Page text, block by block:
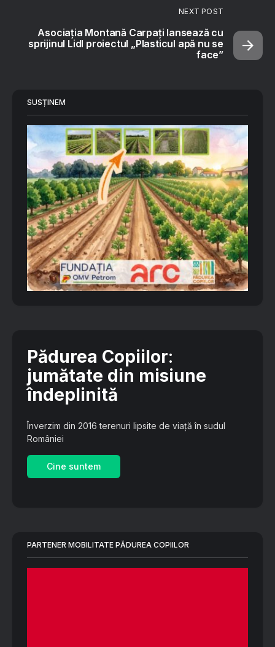
NEXT POST
Asociația Montană Carpați lansează cu
sprijinul Lidl proiectul „Plasticul apă nu se
face”
SUSȚINEM
Pădurea Copiilor:
jumătate din misiune
îndeplinită
Înverzim din 2016 terenuri lipsite de viață în sudul
României
Cine suntem
PARTENER MOBILITATE PĂDUREA COPIILOR